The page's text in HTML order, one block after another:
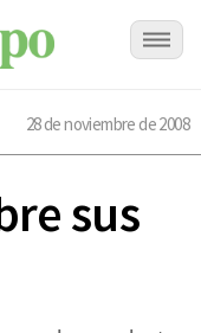
28 de noviembre de 2008
sus